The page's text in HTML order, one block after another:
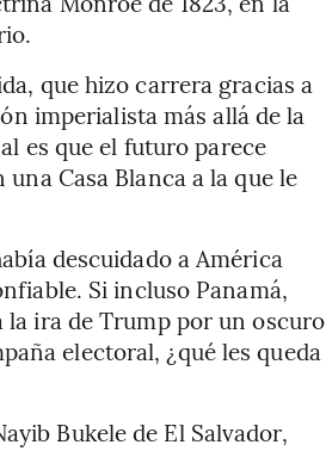
que hizo carrera gracias a
imperialista más allá de la
es que el futuro parece
Casa Blanca a la que le
descuidado a América
Si incluso Panamá,
la ira de Trump por un oscuro
electoral, ¿qué les queda
Bukele de El Salvador,